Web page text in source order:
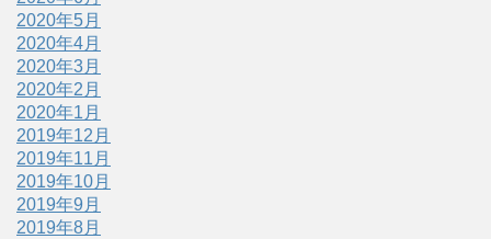
2020年5月
2020年4月
2020年3月
2020年2月
2020年1月
2019年12月
2019年11月
2019年10月
2019年9月
2019年8月